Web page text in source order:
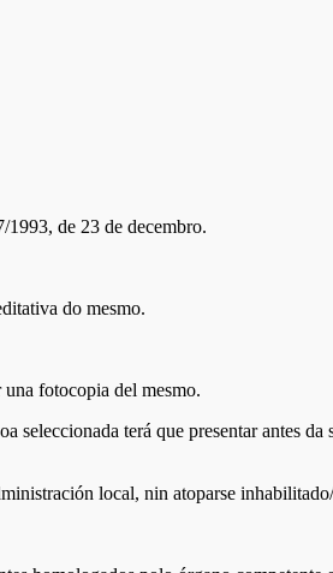
de 23 de decembro.
do mesmo.
fotocopia del mesmo.
terá que presentar antes
local, nin atoparse